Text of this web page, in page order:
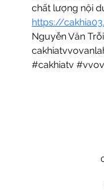
chất lượng nội
https://
Nguyễn Văn
#cakhiatv